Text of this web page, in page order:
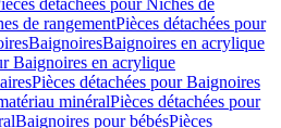
détachées pour Niches de
de rangementPièces détachées pour
BaignoiresBaignoires en acrylique
Baignoires en acrylique
Pièces détachées pour Baignoires
minéralPièces détachées pour
Baignoires pour bébésPièces